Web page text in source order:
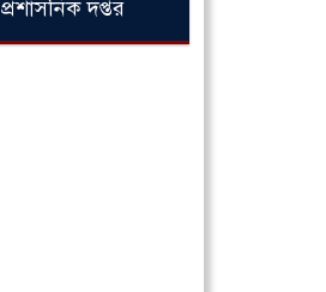
প্রশাসনিক দপ্তর